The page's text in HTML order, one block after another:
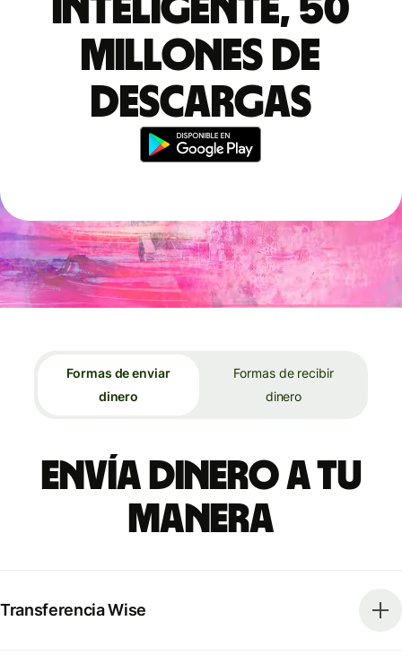
inteligente, 50
millones de
descargas
Formas de enviar
dinero
Formas de recibir
dinero
Envía dinero a tu
manera
Transferencia Wise